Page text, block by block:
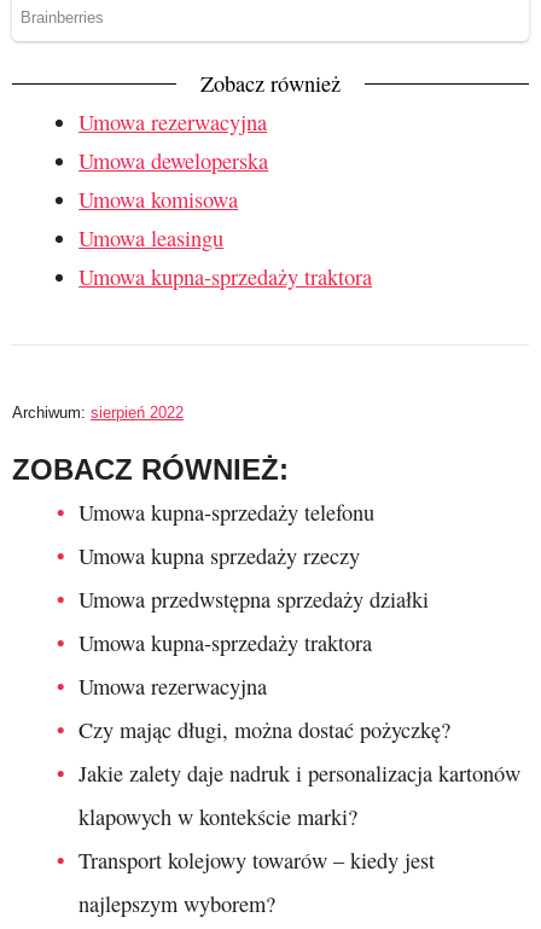
Zobacz również
Umowa rezerwacyjna
Umowa deweloperska
Umowa komisowa
Umowa leasingu
Umowa kupna-sprzedaży traktora
Archiwum: sierpień 2022
ZOBACZ RÓWNIEŻ:
Umowa kupna-sprzedaży telefonu
Umowa kupna sprzedaży rzeczy
Umowa przedwstępna sprzedaży działki
Umowa kupna-sprzedaży traktora
Umowa rezerwacyjna
Czy mając długi, można dostać pożyczkę?
Jakie zalety daje nadruk i personalizacja kartonów
klapowych w kontekście marki?
Transport kolejowy towarów – kiedy jest
najlepszym wyborem?